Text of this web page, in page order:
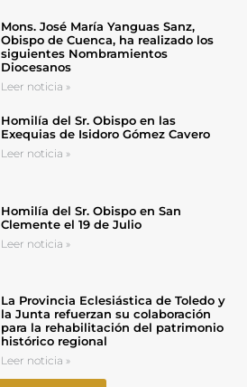
Mons. José María Yanguas Sanz,
Obispo de Cuenca, ha realizado los
siguientes Nombramientos
Diocesanos
Leer noticia »
Homilía del Sr. Obispo en las
Exequias de Isidoro Gómez Cavero
Leer noticia »
Homilía del Sr. Obispo en San
Clemente el 19 de Julio
Leer noticia »
La Provincia Eclesiástica de Toledo y
la Junta refuerzan su colaboración
para la rehabilitación del patrimonio
histórico regional
Leer noticia »